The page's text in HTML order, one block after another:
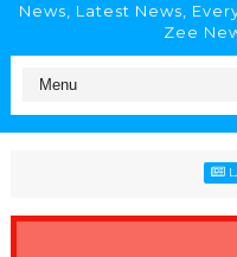
News, Latest News,
Zee